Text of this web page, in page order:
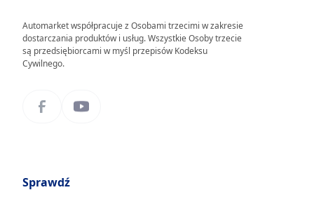
Automarket współpracuje z Osobami trzecimi w zakresie
dostarczania produktów i usług. Wszystkie Osoby trzecie
są przedsiębiorcami w myśl przepisów Kodeksu
Cywilnego.
Sprawdź